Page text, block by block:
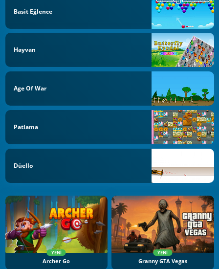
Basit Eğlence
Hayvan
Age Of War
Patlama
Düello
YENI
Archer Go
YENI
Granny GTA Vegas